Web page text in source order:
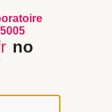
no